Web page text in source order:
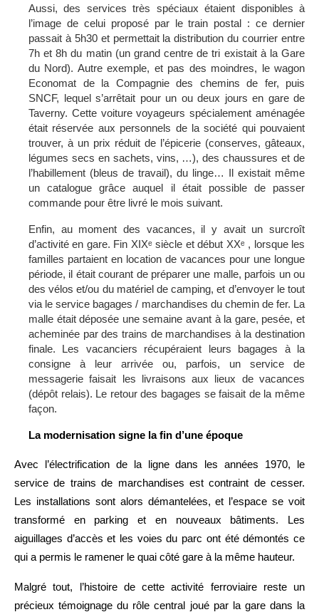
Aussi, des services très spéciaux étaient disponibles à
l’image de celui proposé par le train postal : ce dernier
passait à 5h30 et permettait la distribution du courrier entre
7h et 8h du matin (un grand centre de tri existait à la Gare
du Nord). Autre exemple, et pas des moindres, le wagon
Economat de la Compagnie des chemins de fer, puis
SNCF, lequel s’arrêtait pour un ou deux jours en gare de
Taverny. Cette voiture voyageurs spécialement aménagée
était réservée aux personnels de la société qui pouvaient
trouver, à un prix réduit de l’épicerie (conserves, gâteaux,
légumes secs en sachets, vins, …), des chaussures et de
l’habillement (bleus de travail), du linge… Il existait même
un catalogue grâce auquel il était possible de passer
commande pour être livré le mois suivant.
Enfin, au moment des vacances, il y avait un surcroît
d’activité en gare. Fin XIXᵉ siècle et début XXᵉ , lorsque les
familles partaient en location de vacances pour une longue
période, il était courant de préparer une malle, parfois un ou
des vélos et/ou du matériel de camping, et d’envoyer le tout
via le service bagages / marchandises du chemin de fer. La
malle était déposée une semaine avant à la gare, pesée, et
acheminée par des trains de marchandises à la destination
finale. Les vacanciers récupéraient leurs bagages à la
consigne à leur arrivée ou, parfois, un service de
messagerie faisait les livraisons aux lieux de vacances
(dépôt relais). Le retour des bagages se faisait de la même
façon.
La modernisation signe la fin d’une époque
Avec l’électrification de la ligne dans les années 1970, le
service de trains de marchandises est contraint de cesser.
Les installations sont alors démantelées, et l’espace se voit
transformé en parking et en nouveaux bâtiments. Les
aiguillages d’accès et les voies du parc ont été démontés ce
qui a permis le ramener le quai côté gare à la même hauteur.
Malgré tout, l’histoire de cette activité ferroviaire reste un
précieux témoignage du rôle central joué par la gare dans la